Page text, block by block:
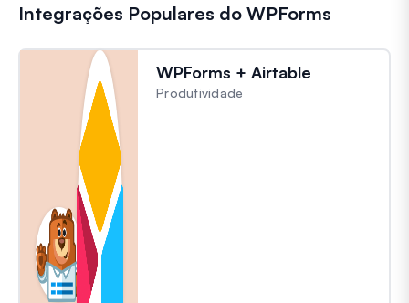
Integrações Populares do WPForms
WPForms + Airtable
Produtividade